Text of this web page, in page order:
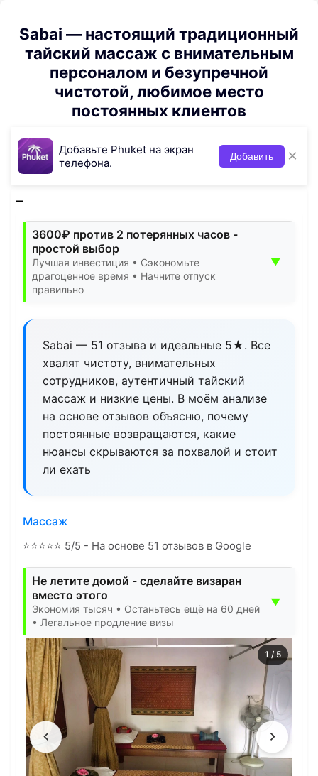
Sabai — настоящий традиционный
тайский массаж с внимательным
персоналом и безупречной
чистотой, любимое место
постоянных клиентов
Добавьте Phuket на экран
телефона.
Добавить ×
3600₽ против 2 потерянных часов -
простой выбор
Лучшая инвестиция • Сэкономьте
драгоценное время • Начните отпуск
правильно
▼
Sabai — 51 отзыва и идеальные 5★. Все
хвалят чистоту, внимательных
сотрудников, аутентичный тайский
массаж и низкие цены. В моём анализе
на основе отзывов объясню, почему
постоянные возвращаются, какие
нюансы скрываются за похвалой и стоит
ли ехать
Массаж
⭐⭐⭐⭐⭐ 5/5 - На основе 51 отзывов в Google
Не летите домой - сделайте визаран
вместо этого
Экономия тысяч • Останьтесь ещё на 60 дней
• Легальное продление визы
▼
1 / 5